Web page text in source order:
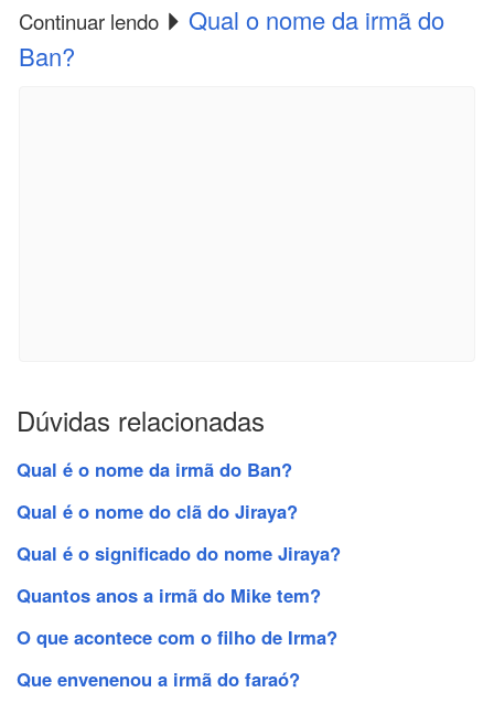
Continuar lendo
Qual o nome da irmã do
Ban?
Dúvidas relacionadas
Qual é o nome da irmã do Ban?
Qual é o nome do clã do Jiraya?
Qual é o significado do nome Jiraya?
Quantos anos a irmã do Mike tem?
O que acontece com o filho de Irma?
Que envenenou a irmã do faraó?